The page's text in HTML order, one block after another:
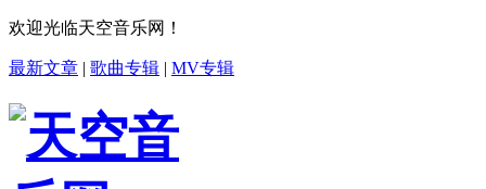
欢迎光临天空音乐网！
最新文章 | 歌曲专辑 | MV专辑